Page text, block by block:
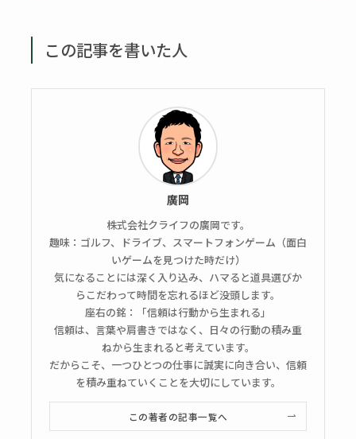
この記事を書いた人
廣岡
株式会社クライフの廣岡です。
趣味：ゴルフ、ドライブ、スマートフォンゲーム（面白
いゲームを見つけた時だけ）
気になることには深く入り込み、ハマると道具選びか
らこだわって時間を忘れるほど没頭します。
座右の銘：「信頼は行動から生まれる」
信頼は、言葉や肩書きではなく、日々の行動の積み重
ねから生まれると考えています。
だからこそ、一つひとつの仕事に誠実に向き合い、信頼
を積み重ねていくことを大切にしています。
この著者の記事一覧へ